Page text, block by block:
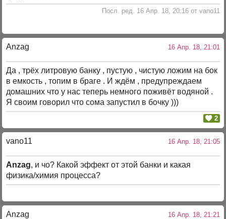
Посл. ред. 16 Апр. 18, 20:16 от vano11
Anzag 16 Апр. 18, 21:01
Да , трёх литровую банку , пустую , чистую ложим на бок
в емкость , топим в браге . И ждём , предупреждаем
домашних что у нас теперь немного поживёт водяной .
Я своим говорил что сома запустил в бочку )))
2
vano11 16 Апр. 18, 21:05
Anzag, и чо? Какой эффект от этой банки и какая
физика/химия процесса?
Anzag 16 Апр. 18, 21:21